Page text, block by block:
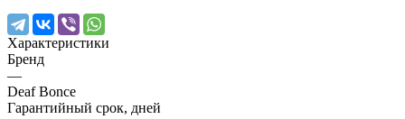
Характеристики
Бренд
—
Deaf Bonce
Гарантийный срок, дней